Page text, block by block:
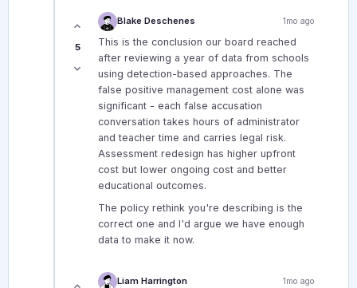
5
Blake Deschenes 1mo ago
This is the conclusion our board reached
after reviewing a year of data from schools
using detection-based approaches. The
false positive management cost alone was
significant - each false accusation
conversation takes hours of administrator
and teacher time and carries legal risk.
Assessment redesign has higher upfront
cost but lower ongoing cost and better
educational outcomes.
The policy rethink you're describing is the
correct one and I'd argue we have enough
data to make it now.
Liam Harrington 1mo ago